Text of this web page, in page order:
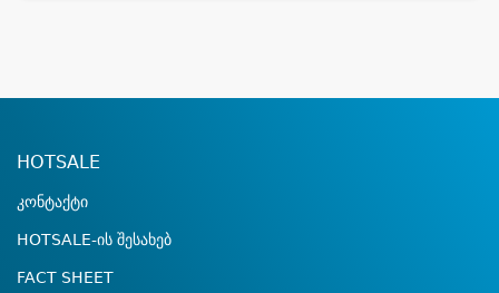
HOTSALE
კონტაქტი
HOTSALE-ის შესახებ
FACT SHEET